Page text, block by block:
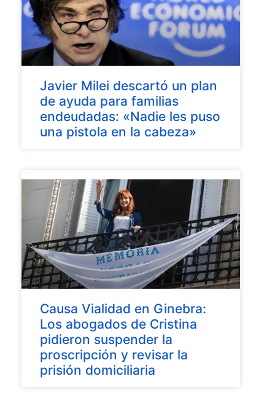
Javier Milei descartó un plan
de ayuda para familias
endeudadas: «Nadie les puso
una pistola en la cabeza»
Causa Vialidad en Ginebra:
Los abogados de Cristina
pidieron suspender la
proscripción y revisar la
prisión domiciliaria